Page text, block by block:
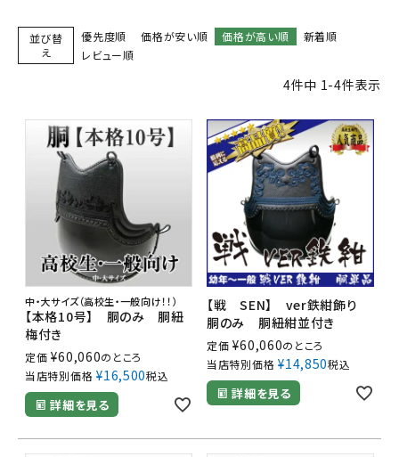
並び替
え
優先度順 価格が安い順 価格が高い順
新着順
レビュー順
4件中 1-4件表示
中・大サイズ（高校生・一般向け！！）
【本格10号】 胴のみ 胴紐
梅付き
定価 ¥60,060のところ
当店特別価格 ¥16,500税込
詳細を見る
【戦 SEN】 ver鉄紺飾り
胴のみ 胴紐紺並付き
定価 ¥60,060のところ
当店特別価格 ¥14,850税込
詳細を見る